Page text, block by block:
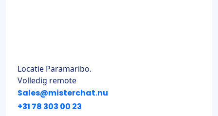
Locatie Paramaribo.
Volledig remote
Sales@misterchat.nu
+31 78 303 00 23